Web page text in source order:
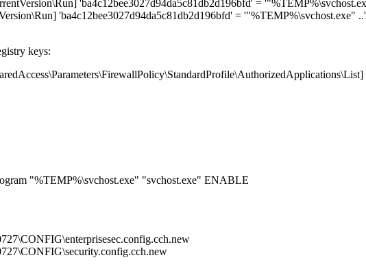
'ba4c12bee3027d94da5c81db2d196bfd' =
'ba4c12bee3027d94da5c81db2d196bfd' = '"%TEMP%\svchost.exe" ..'
keys:
"%TEMP%\svchost.exe" "svchost.exe" ENABLE